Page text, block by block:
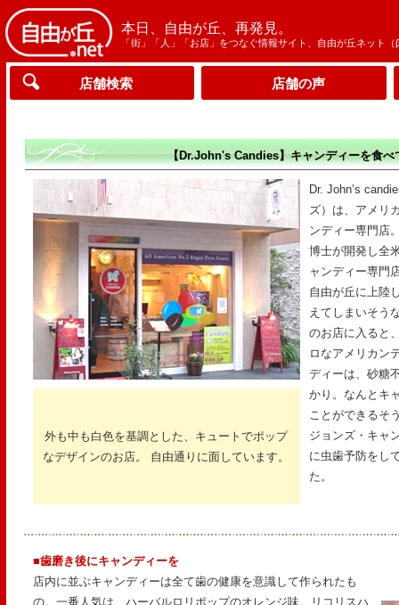
本日、自由が丘、再発見。
「街」「人」「お店」をつなぐ情報サイト、自由が丘ネット（
店舗検索 店舗の声
【Dr.John's Candies】キャンディーを食べ
Dr. John’s
ズ）は、アメリ
ンディー専門店
博士が開発し全
ャンディー専門
自由が丘に上陸
えてしまいそう
のお店に入ると
ロなアメリカン
ディーは、砂糖
かり。なんとキ
ことができるそ
ジョンズ・キャ
に虫歯予防をし
た。
外も中も白色を基調とした、キュートでポップ
なデザインのお店。 自由通りに面しています。
■歯磨き後にキャンディーを
店内に並ぶキャンディーは全て歯の健康を意識して作られたも
の。一番人気は、ハーバルロリポップのオレンジ味。リコリスハ